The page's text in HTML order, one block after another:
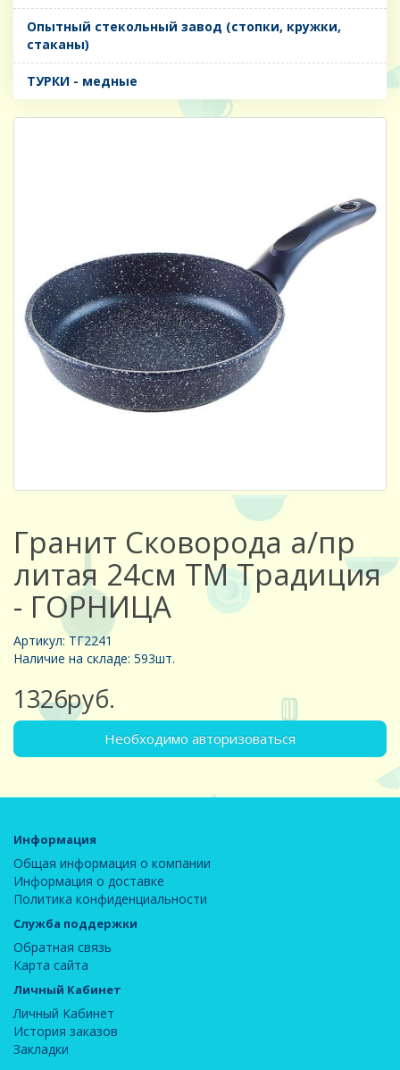
Опытный стекольный завод (стопки, кружки,
стаканы)
ТУРКИ - медные
Гранит Сковорода а/пр
литая 24см ТМ Традиция
- ГОРНИЦА
Артикул: ТГ2241
Наличие на складе: 593шт.
1326руб.
Необходимо авторизоваться
Информация
Общая информация о компании
Информация о доставке
Политика конфиденциальности
Служба поддержки
Обратная связь
Карта сайта
Личный Кабинет
Личный Кабинет
История заказов
Закладки